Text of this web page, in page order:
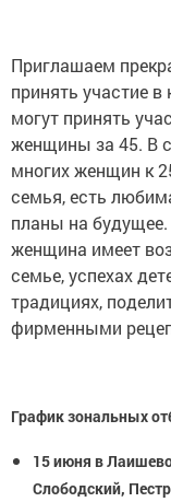
Приглашаем
принять участие в
могут принять
женщины за 45. В
многих женщин к
семья, есть
планы на будущее.
женщина имеет
семье, успехах
традициях,
фирменными
График зональных
15 июня в
Слободский,